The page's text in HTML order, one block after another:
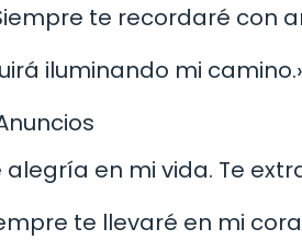
te recordaré con
iluminando mi
en mi vida. Te
te llevaré en mi